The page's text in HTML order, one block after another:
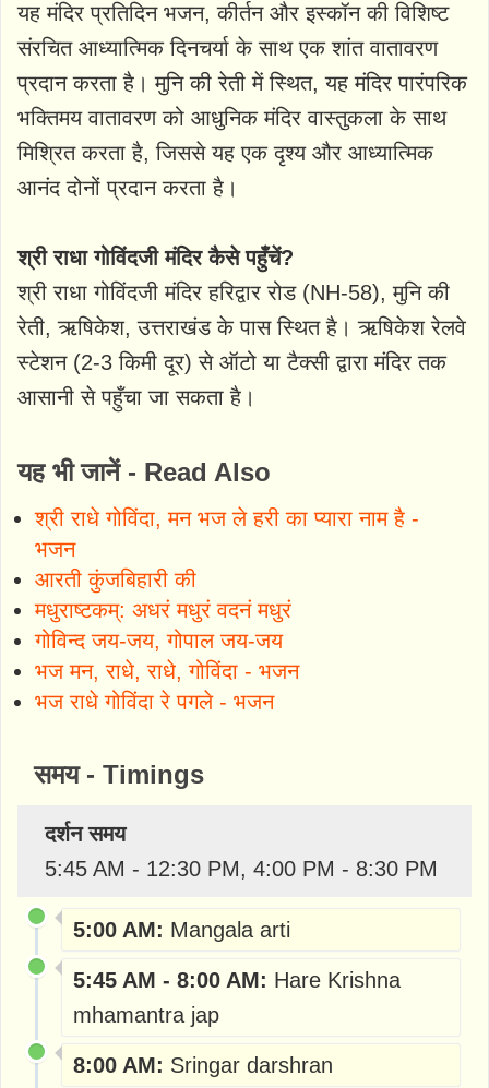
यह मंदिर प्रतिदिन भजन, कीर्तन और इस्कॉन की विशिष्ट
संरचित आध्यात्मिक दिनचर्या के साथ एक शांत वातावरण
प्रदान करता है। मुनि की रेती में स्थित, यह मंदिर पारंपरिक
भक्तिमय वातावरण को आधुनिक मंदिर वास्तुकला के साथ
मिश्रित करता है, जिससे यह एक दृश्य और आध्यात्मिक
आनंद दोनों प्रदान करता है।
श्री राधा गोविंदजी मंदिर कैसे पहुँचें?
श्री राधा गोविंदजी मंदिर हरिद्वार रोड (NH-58), मुनि की
रेती, ऋषिकेश, उत्तराखंड के पास स्थित है। ऋषिकेश रेलवे
स्टेशन (2-3 किमी दूर) से ऑटो या टैक्सी द्वारा मंदिर तक
आसानी से पहुँचा जा सकता है।
यह भी जानें - Read Also
श्री राधे गोविंदा, मन भज ले हरी का प्यारा नाम है -
भजन
आरती कुंजबिहारी की
मधुराष्टकम्: अधरं मधुरं वदनं मधुरं
गोविन्द जय-जय, गोपाल जय-जय
भज मन, राधे, राधे, गोविंदा - भजन
भज राधे गोविंदा रे पगले - भजन
समय - Timings
दर्शन समय
5:45 AM - 12:30 PM, 4:00 PM - 8:30 PM
5:00 AM: Mangala arti
5:45 AM - 8:00 AM: Hare Krishna
mhamantra jap
8:00 AM: Sringar darshran